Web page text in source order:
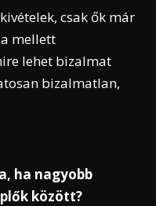
csak ők már
mellett
lehet bizalmat
bizalmatlan,
ha nagyobb
között?